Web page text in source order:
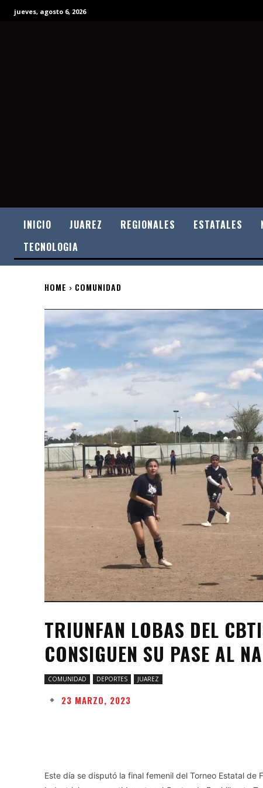
jueves, agosto 6, 2026
INICIO JUAREZ REGIONALES ESTATALES
TECNOLOGIA
HOME COMUNIDAD
TRIUNFAN LOBAS DEL
CONSIGUEN SU PASE AL
COMUNIDAD DEPORTES JUAREZ
23 MARZO, 2023
Este día se disputó la final femenil del Torneo Estatal